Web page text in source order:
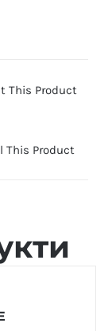
This Product
This Product